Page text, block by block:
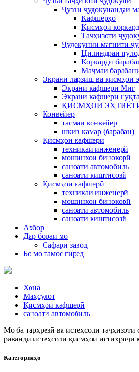
Ҷузъи ҷудокунандаи
Кафшерҳо
Қисмҳои коркард
Таҷҳизоти
Ҷудокунии магнитӣ
Цилиндраи
Коркарди
Маҷмаи
Экрани ларзиш ва қисмҳои
Экрани кафшери Миг
Экрани кафшери нуқта
ҚИСМҲОИ
Конвейер
тасмаи конвейер
шкив камар (барабан)
Қисмҳои кафшерӣ
техникаи инженерй
мошинхои бинокорй
саноати автомобиль
саноати киштисозй
Қисмҳои кафшерӣ
техникаи инженерй
мошинхои бинокорй
саноати автомобиль
саноати киштисозй
Ахбор
Дар бораи мо
Сафари завод
Бо мо тамос гиред
Хона
Маҳсулот
Қисмҳои кафшерӣ
саноати автомобиль
Мо ба тарҳрезӣ ва истеҳсоли
раванди истеҳсоли қисмҳои истихроҷи
Категорияҳо